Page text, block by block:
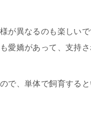
が異なるのも楽しい
愛嬌があって、支持さ
で、単体で飼育する